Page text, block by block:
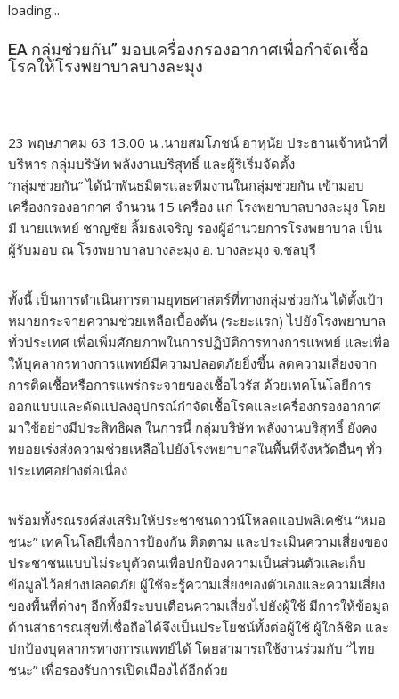
e
b
o
k
er e
dI
y
Li
k
e
loading...
EA กลุ่มช่วยกัน” มอบเครื่องกรองอากาศเพื่อกำจัดเชื้อ
โรคให้โรงพยาบาลบางละมุง
23 พฤษภาคม 63 13.00 น .นายสมโภชน์ อาหุนัย ประธานเจ้าหน้าที่
บริหาร กลุ่มบริษัท พลังงานบริสุทธิ์ และผู้ริเริ่มจัดตั้ง
“กลุ่มช่วยกัน” ได้นำพันธมิตรและทีมงานในกลุ่มช่วยกัน เข้ามอบ
เครื่องกรองอากาศ จำนวน 15 เครื่อง แก่ โรงพยาบาลบางละมุง โดย
มี นายแพทย์ ชาญชัย ลิ้มธงเจริญ รองผู้อำนวยการโรงพยาบาล เป็น
ผู้รับมอบ ณ โรงพยาบาลบางละมุง อ. บางละมุง จ.ชลบุรี
ทั้งนี้ เป็นการดำเนินการตามยุทธศาสตร์ที่ทางกลุ่มช่วยกัน ได้ตั้งเป้า
หมายกระจายความช่วยเหลือเบื้องต้น (ระยะแรก) ไปยังโรงพยาบาล
ทั่วประเทศ เพื่อเพิ่มศักยภาพในการปฏิบัติการทางการแพทย์ และเพื่อ
ให้บุคลากรทางการแพทย์มีความปลอดภัยยิ่งขึ้น ลดความเสี่ยงจาก
การติดเชื้อหรือการแพร่กระจายของเชื้อไวรัส ด้วยเทคโนโลยีการ
ออกแบบและดัดแปลงอุปกรณ์กำจัดเชื้อโรคและเครื่องกรองอากาศ
มาใช้อย่างมีประสิทธิผล ในการนี้ กลุ่มบริษัท พลังงานบริสุทธิ์ ยังคง
ทยอยเร่งส่งความช่วยเหลือไปยังโรงพยาบาลในพื้นที่จังหวัดอื่นๆ ทั่ว
ประเทศอย่างต่อเนื่อง
พร้อมทั้งรณรงค์ส่งเสริมให้ประชาชนดาวน์โหลดแอปพลิเคชัน “หมอ
ชนะ” เทคโนโลยีเพื่อการป้องกัน ติดตาม และประเมินความเสี่ยงของ
ประชาชนแบบไม่ระบุตัวตนเพื่อปกป้องความเป็นส่วนตัวและเก็บ
ข้อมูลไว้อย่างปลอดภัย ผู้ใช้จะรู้ความเสี่ยงของตัวเองและความเสี่ยง
ของพื้นที่ต่างๆ อีกทั้งมีระบบเตือนความเสี่ยงไปยังผู้ใช้ มีการให้ข้อมูล
ด้านสาธารณสุขที่เชื่อถือได้จึงเป็นประโยชน์ทั้งต่อผู้ใช้ ผู้ใกล้ชิด และ
ปกป้องบุคลากรทางการแพทย์ได้ โดยสามารถใช้งานร่วมกับ “ไทย
ชนะ” เพื่อรองรับการเปิดเมืองได้อีกด้วย